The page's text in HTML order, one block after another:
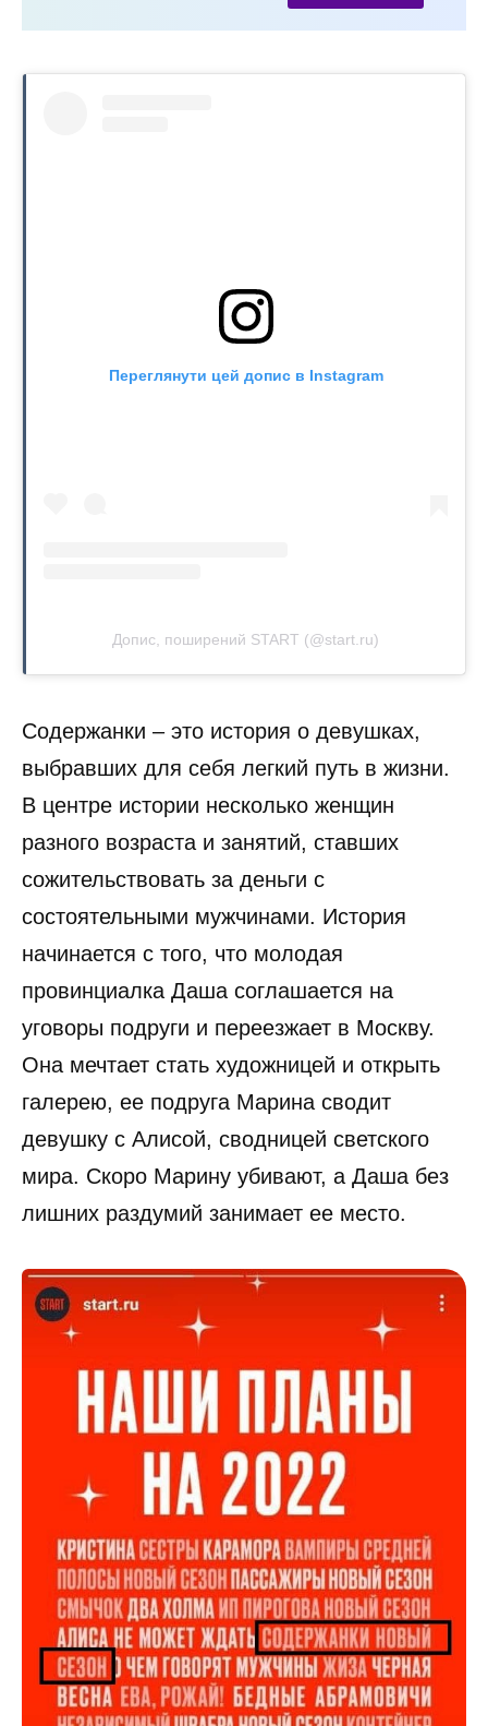
Переглянути цей допис в Instagram
Допис, поширений START (@start.ru)
Содержанки – это история о девушках,
выбравших для себя легкий путь в жизни.
В центре истории несколько женщин
разного возраста и занятий, ставших
сожительствовать за деньги с
состоятельными мужчинами. История
начинается с того, что молодая
провинциалка Даша соглашается на
уговоры подруги и переезжает в Москву.
Она мечтает стать художницей и открыть
галерею, ее подруга Марина сводит
девушку с Алисой, сводницей светского
мира. Скоро Марину убивают, а Даша без
лишних раздумий занимает ее место.